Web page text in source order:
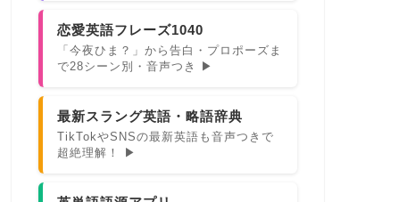
恋愛英語フレーズ1040
「今夜ひま？」から告白・プロポーズま
で28シーン別・音声つき ▶
最新スラング英語・略語辞典
TikTokやSNSの最新英語も音声つきで
超絶理解！ ▶